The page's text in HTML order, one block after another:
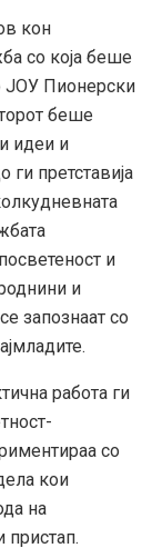
кон
со која беше
ЈОУ Пионерски
беше
идеи и
претставија
и
и
запознаат со
работа ги
со
кои
на